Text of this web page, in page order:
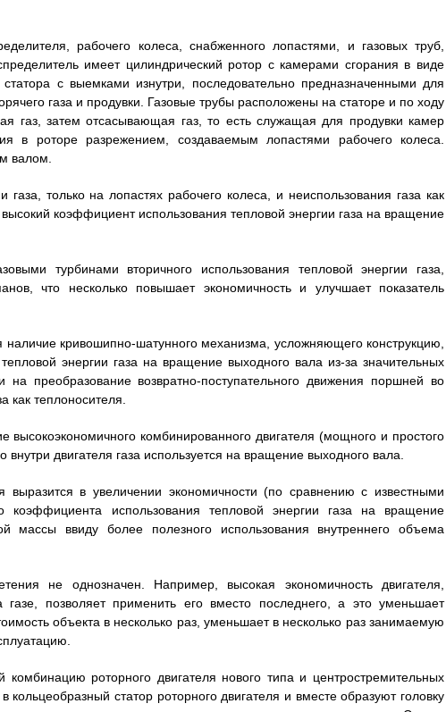
рабочего колеса, снабженного лопастями, и газовых труб,
имеет цилиндрический ротор с камерами сгорания в виде
с выемками изнутри, последовательно предназначенными для
газа и продувки. Газовые трубы расположены на статоре и по ходу
газ, затем отсасывающая газ, то есть служащая для продувки камер
в роторе разрежением, создаваемым лопастями рабочего колеса.
валом.
газа, только на лопастях рабочего колеса, и неиспользования газа как
коэффициент использования тепловой энергии газа на вращение
турбинами вторичного использования тепловой энергии газа,
что несколько повышает экономичность и улучшает показатель
наличие кривошипно-шатунного механизма, усложняющего конструкцию,
энергии газа на вращение выходного вала из-за значительных
преобразование возвратно-поступательного движения поршней во
как теплоносителя.
комбинированного двигателя (мощного и простого
двигателя газа используется на вращение выходного вала.
выразится в увеличении экономичности (по сравнению с известными
коэффициента использования тепловой энергии газа на вращение
массы ввиду более полезного использования внутреннего объема
не однозначен. Например, высокая экономичность двигателя,
позволяет применить его вместо последнего, а это уменьшает
объекта в несколько раз, уменьшает в несколько раз занимаемую
комбинацию роторного двигателя нового типа и центростремительных
статор роторного двигателя и вместе образуют головку